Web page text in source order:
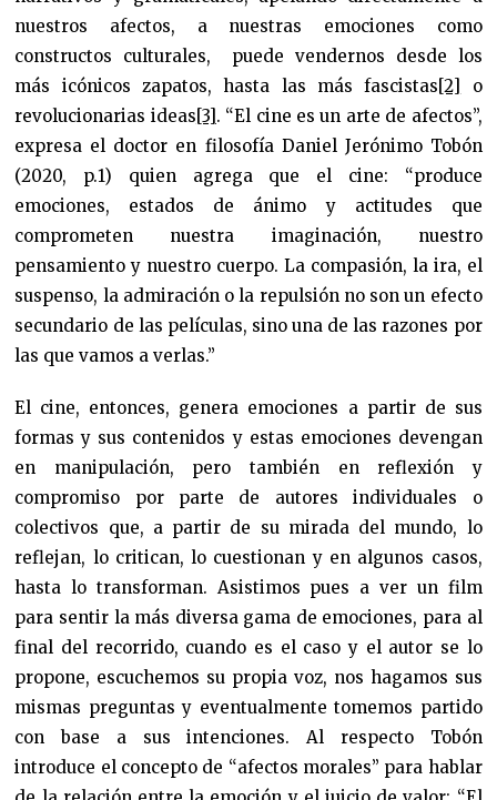
nuestros afectos, a nuestras emociones como
constructos culturales, puede vendernos desde los
más icónicos zapatos, hasta las más fascistas[2] o
revolucionarias ideas[3]. “El cine es un arte de afectos”,
expresa el doctor en filosofía Daniel Jerónimo Tobón
(2020, p.1) quien agrega que el cine: “produce
emociones, estados de ánimo y actitudes que
comprometen nuestra imaginación, nuestro
pensamiento y nuestro cuerpo. La compasión, la ira, el
suspenso, la admiración o la repulsión no son un efecto
secundario de las películas, sino una de las razones por
las que vamos a verlas.”
El cine, entonces, genera emociones a partir de sus
formas y sus contenidos y estas emociones devengan
en manipulación, pero también en reflexión y
compromiso por parte de autores individuales o
colectivos que, a partir de su mirada del mundo, lo
reflejan, lo critican, lo cuestionan y en algunos casos,
hasta lo transforman. Asistimos pues a ver un film
para sentir la más diversa gama de emociones, para al
final del recorrido, cuando es el caso y el autor se lo
propone, escuchemos su propia voz, nos hagamos sus
mismas preguntas y eventualmente tomemos partido
con base a sus intenciones. Al respecto Tobón
introduce el concepto de “afectos morales” para hablar